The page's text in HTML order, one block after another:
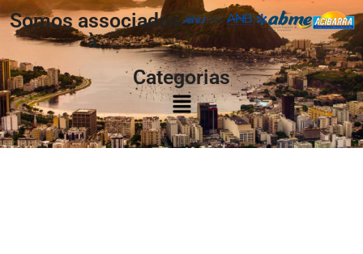
Somos associados
à:
Categorias